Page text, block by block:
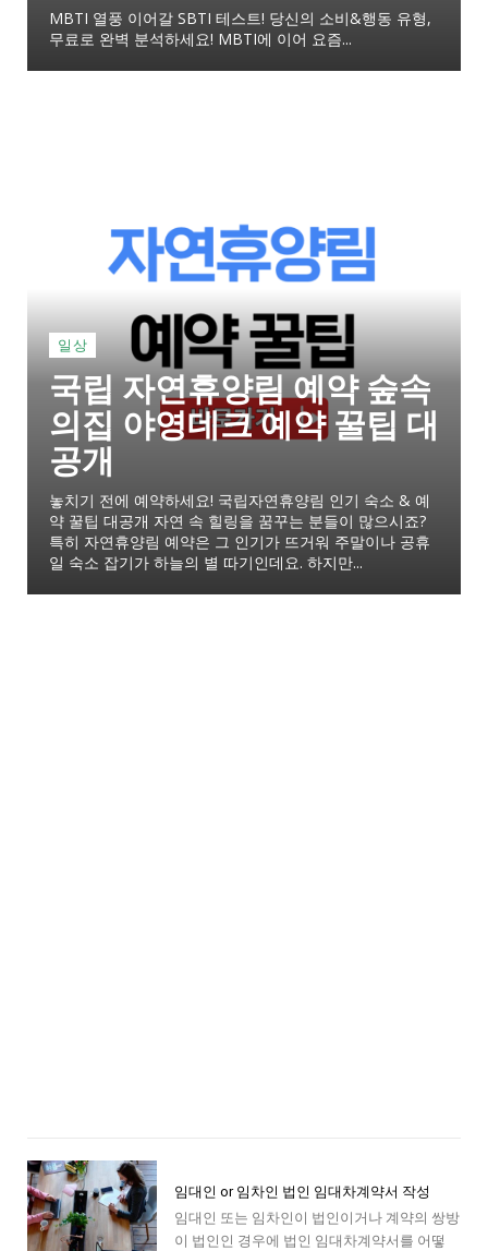
MBTI 열풍 이어갈 SBTI 테스트! 당신의 소비&행동 유형,
무료로 완벽 분석하세요! MBTI에 이어 요즘...
일상
국립 자연휴양림 예약 숲속
의집 야영데크 예약 꿀팁 대
공개
놓치기 전에 예약하세요! 국립자연휴양림 인기 숙소 & 예
약 꿀팁 대공개 자연 속 힐링을 꿈꾸는 분들이 많으시죠?
특히 자연휴양림 예약은 그 인기가 뜨거워 주말이나 공휴
일 숙소 잡기가 하늘의 별 따기인데요. 하지만...
임대인 or 임차인 법인 임대차계약서 작성
임대인 또는 임차인이 법인이거나 계약의 쌍방
이 법인인 경우에 법인 임대차계약서를 어떻